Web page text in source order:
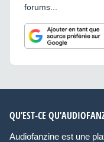
forums...
QU’EST-CE
Audiofanzine est une